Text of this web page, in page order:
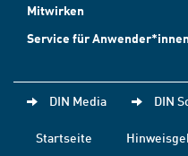
Mitwirken
Service für Anwender*innen
DIN Media DIN
Startseite